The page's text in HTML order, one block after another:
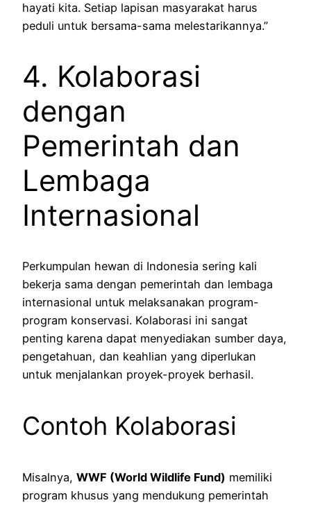
hayati kita. Setiap lapisan masyarakat harus
peduli untuk bersama-sama melestarikannya.”
4. Kolaborasi
dengan
Pemerintah dan
Lembaga
Internasional
Perkumpulan hewan di Indonesia sering kali
bekerja sama dengan pemerintah dan lembaga
internasional untuk melaksanakan program-
program konservasi. Kolaborasi ini sangat
penting karena dapat menyediakan sumber daya,
pengetahuan, dan keahlian yang diperlukan
untuk menjalankan proyek-proyek berhasil.
Contoh Kolaborasi
Misalnya, WWF (World Wildlife Fund) memiliki
program khusus yang mendukung pemerintah